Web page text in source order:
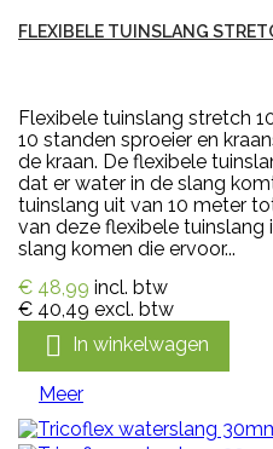
FLEXIBELE TUINSLANG
Flexibele tuinslang stretch
10 standen sproeier en
de kraan. De flexibele
dat er water in de slang
tuinslang uit van 10 meter
van deze flexibele tuinslang
slang komen die ervoor...
€ 48,99 incl. btw
€ 40,49 excl. btw
 In winkelwagen
Meer